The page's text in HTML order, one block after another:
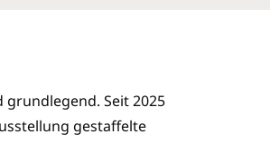
Seit 2025
gestaffelte